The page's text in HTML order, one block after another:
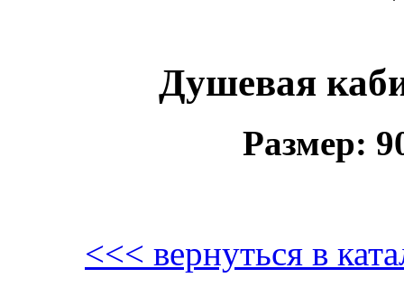
Душевая
Размер:
<<< вернуться в